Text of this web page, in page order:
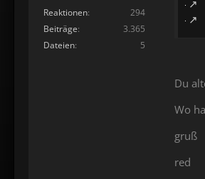
Reaktionen
294
Beiträge
3.365
Dateien
5
Du
Wo
gruß
red